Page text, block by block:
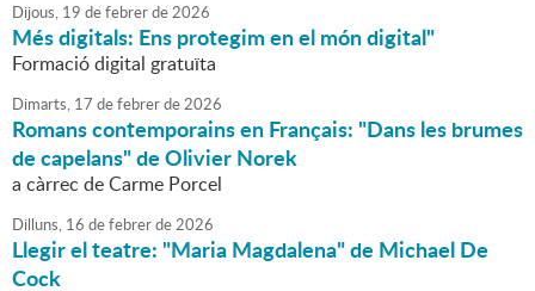
Dijous, 19 defebrerde2026
Més digitals: Ens protegim en el món digital"
Formació digital gratuïta
Dimarts, 17 defebrerde2026
Romans contemporains en Français: "Dans les brumes
de capelans" de Olivier Norek
a càrrec de Carme Porcel
Dilluns, 16 defebrerde2026
Llegir el teatre: "Maria Magdalena" de Michael De
Cock